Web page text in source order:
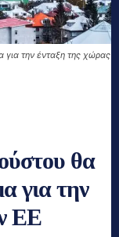
για την ένταξη της χώρας
θα
για την
ΕΕ